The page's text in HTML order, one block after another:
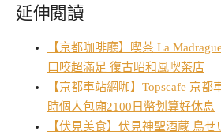
延伸閱讀
【京都咖啡廳】喫茶 La
口咬超滿足 復古昭和風喫茶店
【京都車站網咖】Topscafe 京
時個人包廂2100日幣划算好休息
【伏見美食】伏見神聖酒蔵 鳥